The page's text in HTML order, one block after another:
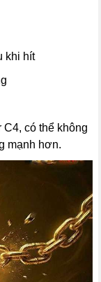
khi hít
có thể không
mạnh hơn.